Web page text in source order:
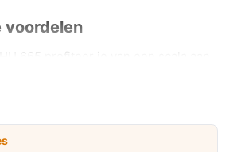
voordelen
slaapervaring verbeteren:
enkele minuten kunt genieten
warmte, ideaal na een lange